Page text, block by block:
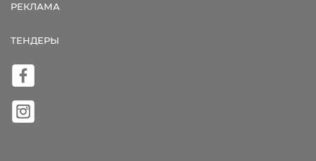
РЕКЛАМА
ТЕНДЕРЫ